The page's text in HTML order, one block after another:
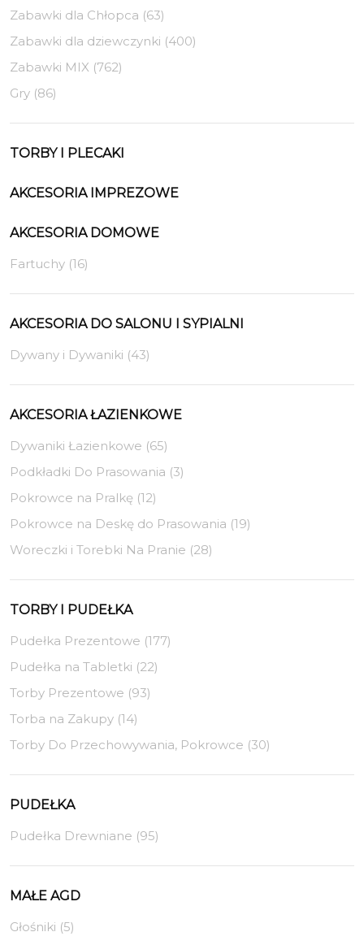
Zabawki dla Chłopca (63)
Zabawki dla dziewczynki (400)
Zabawki MIX (762)
Gry (86)
TORBY I PLECAKI
AKCESORIA IMPREZOWE
AKCESORIA DOMOWE
Fartuchy (16)
AKCESORIA DO SALONU I SYPIALNI
Dywany i Dywaniki (43)
AKCESORIA ŁAZIENKOWE
Dywaniki Łazienkowe (65)
Podkładki Do Prasowania (3)
Pokrowce na Pralkę (12)
Pokrowce na Deskę do Prasowania (19)
Woreczki i Torebki Na Pranie (28)
TORBY I PUDEŁKA
Pudełka Prezentowe (177)
Pudełka na Tabletki (22)
Torby Prezentowe (93)
Torba na Zakupy (14)
Torby Do Przechowywania, Pokrowce (30)
PUDEŁKA
Pudełka Drewniane (95)
MAŁE AGD
Głośniki (5)